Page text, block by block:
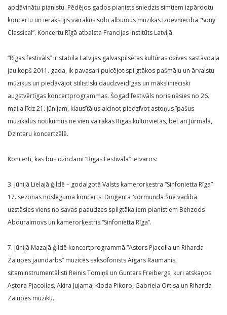
apdāvinātu pianistu. Pēdējos gados pianists sniedzis simtiem izpārdotu
koncertu un ierakstījis vairākus solo albumus mūzikas izdevniecībā “Sony
Classical”. Koncertu Rīgā atbalsta Francijas institūts Latvijā.
“Rīgas festivāls” ir stabila Latvijas galvaspilsētas kultūras dzīves sastāvdaļa
jau kopš 2011. gada, ik pavasari pulcējot spilgtākos pašmāju un ārvalstu
mūziķus un piedāvājot stilistiski daudzveidīgas un mākslinieciski
augstvērtīgas koncertprogrammas. Šogad festivāls norisināsies no 26.
maija līdz 21. jūnijam, klausītājus aicinot piedzīvot astoņus īpašus
muzikālus notikumus ne vien vairākās Rīgas kultūrvietās, bet arī Jūrmalā,
Dzintaru koncertzālē.
Koncerti, kas būs dzirdami “Rīgas Festivāla” ietvaros:
3. jūnijā Lielajā ģildē – godalgotā Valsts kamerorķestra “Sinfonietta Rīga”
17. sezonas noslēguma koncerts. Diriģenta Normunda Šnē vadībā
uzstāsies viens no savas paaudzes spilgtākajiem pianistiem Behzods
Abduraimovs un kamerorķestris “Sinfonietta Rīga”.
7. jūnijā Mazajā ģildē koncertprogrammā “Astors Pjacolla un Riharda
Zaļupes jaundarbs” muzicēs saksofonists Aigars Raumanis,
sitaminstrumentālisti Reinis Tomiņš un Guntars Freibergs, kuri atskaņos
Astora Pjacollas, Akira Jujama, Kloda Pikoro, Gabriela Ortisa un Riharda
Zaļupes mūziku.